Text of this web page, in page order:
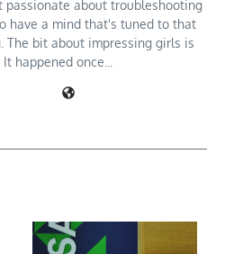
passionate about troubleshooting
have a mind that's tuned to that
The bit about impressing girls is
happened once...